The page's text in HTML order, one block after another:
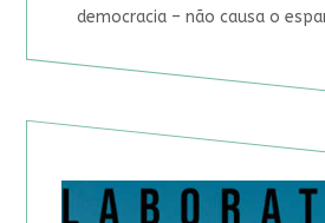
democracia – não causa o